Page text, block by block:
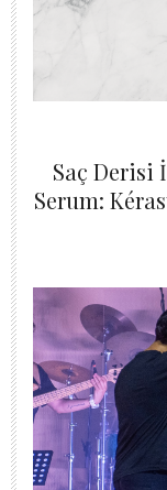
Saç Derisi
Serum: